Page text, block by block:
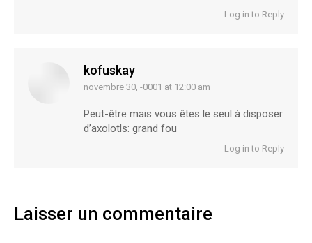
Log in to Reply
kofuskay
says:
novembre 30, -0001 at 12:00 am
Peut-être mais vous êtes le seul à disposer
d’axolotls: grand fou
Log in to Reply
Laisser un commentaire